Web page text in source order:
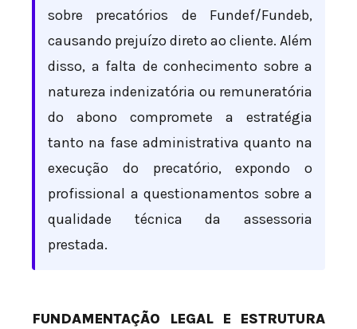
sobre precatórios de Fundef/Fundeb,
causando prejuízo direto ao cliente. Além
disso, a falta de conhecimento sobre a
natureza indenizatória ou remuneratória
do abono compromete a estratégia
tanto na fase administrativa quanto na
execução do precatório, expondo o
profissional a questionamentos sobre a
qualidade técnica da assessoria
prestada.
FUNDAMENTAÇÃO LEGAL E ESTRUTURA